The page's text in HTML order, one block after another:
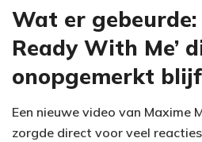
Wat er gebeurde:
Ready With Me’
onopgemerkt
Een nieuwe video van Maxime
zorgde direct voor veel